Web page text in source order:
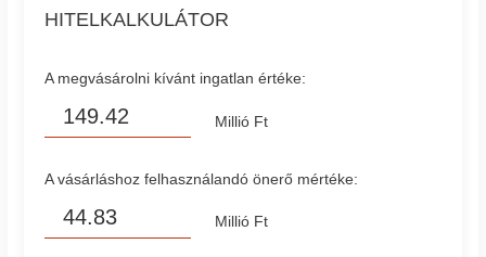
HITELKALKULÁTOR
A megvásárolni kívánt ingatlan értéke:
Millió Ft
A vásárláshoz felhasználandó önerő mértéke:
Millió Ft